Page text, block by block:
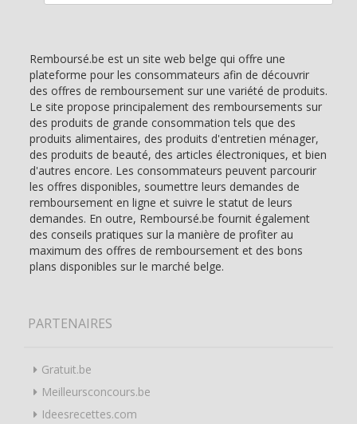
Remboursé.be est un site web belge qui offre une
plateforme pour les consommateurs afin de découvrir
des offres de remboursement sur une variété de produits.
Le site propose principalement des remboursements sur
des produits de grande consommation tels que des
produits alimentaires, des produits d'entretien ménager,
des produits de beauté, des articles électroniques, et bien
d'autres encore. Les consommateurs peuvent parcourir
les offres disponibles, soumettre leurs demandes de
remboursement en ligne et suivre le statut de leurs
demandes. En outre, Remboursé.be fournit également
des conseils pratiques sur la manière de profiter au
maximum des offres de remboursement et des bons
plans disponibles sur le marché belge.
PARTENAIRES
Gratuit.be
Meilleursconcours.be
Ideesrecettes.com